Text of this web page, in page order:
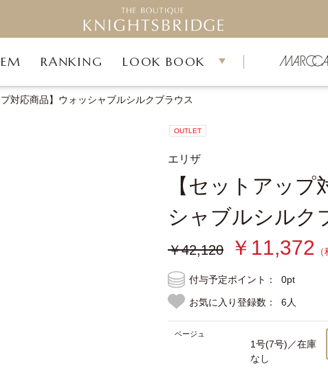
RANKING LOOK BOOK
プ対応商品】ウォッシャブルシルクブラウス
OUTLET
エリザ
【セットアップ
シャブルシルク
￥42,120 ￥11,372
付与予定ポイント： 0pt
お気に入り登録数： 6人
ベージュ
1号(7号)／在庫
なし